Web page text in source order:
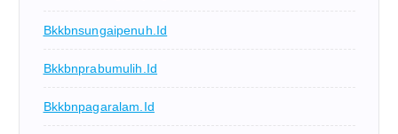
Bkkbnsungaipenuh.id
Bkkbnprabumulih.id
Bkkbnpagaralam.id